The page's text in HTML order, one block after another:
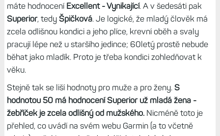
máte hodnocení Excellent - Vynikající. A v šedesáti pak
Superior, tedy Špičková. Je logické, že mladý člověk má
zcela odlišnou kondici a jeho plíce, krevní oběh a svaly
pracují lépe než u staršího jedince; 60letý prostě nebude
běhat jako mladík. Proto je třeba kondici zohledňovat k
věku.
Stejně tak se liší hodnoty pro muže a pro ženy. S
hodnotou 50 má hodnocení Superior už mladá žena -
žebříček je zcela odlišný od mužského.Nicméně toto je
přehled, co uvádí na svém webu Garmin (a to včetně